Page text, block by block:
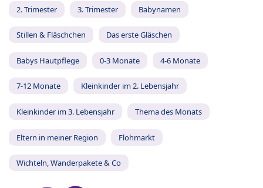
2. Trimester 3. Trimester Babynamen
Stillen & Fläschchen Das erste Gläschen
Babys Hautpflege 0-3 Monate 4-6 Monate
7-12 Monate Kleinkinder im 2. Lebensjahr
Kleinkinder im 3. Lebensjahr Thema des Monats
Eltern in meiner Region Flohmarkt
Wichteln, Wanderpakete & Co